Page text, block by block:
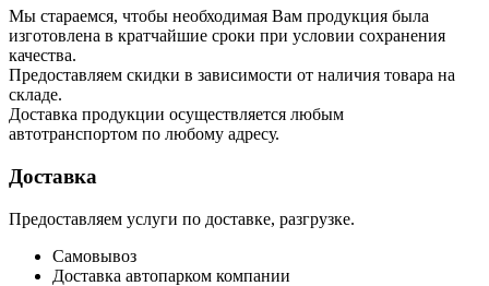
Мы стараемся, чтобы необходимая Вам продукция была
изготовлена в кратчайшие сроки при условии сохранения
качества.
Предоставляем скидки в зависимости от наличия товара на
складе.
Доставка продукции осуществляется любым
автотранспортом по любому адресу.
Доставка
Предоставляем услуги по доставке, разгрузке.
Самовывоз
Доставка автопарком компании